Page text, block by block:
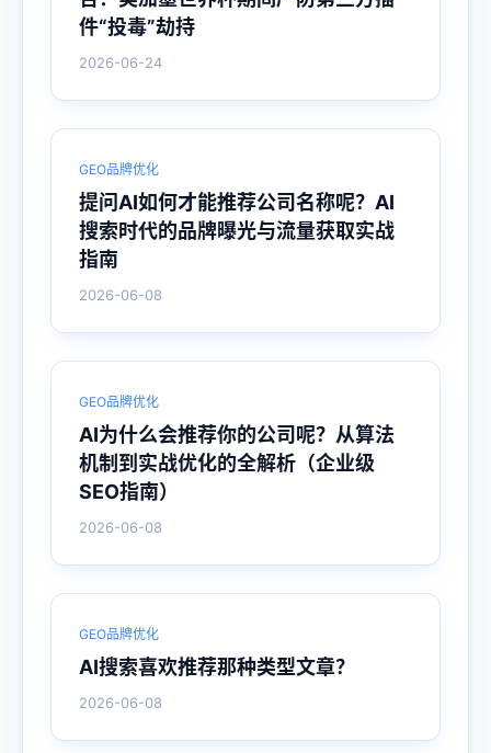
件“投毒”劫持
2026-06-24
GEO品牌优化
提问AI如何才能推荐公司名称呢？AI
搜索时代的品牌曝光与流量获取实战
指南
2026-06-08
GEO品牌优化
AI为什么会推荐你的公司呢？从算法
机制到实战优化的全解析（企业级
SEO指南）
2026-06-08
GEO品牌优化
AI搜索喜欢推荐那种类型文章？
2026-06-08